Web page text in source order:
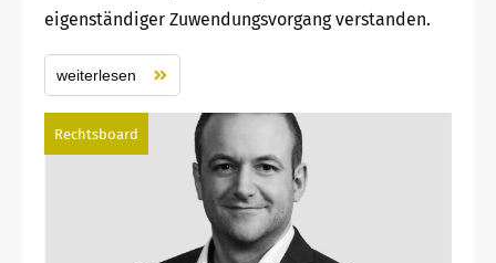
eigenständiger Zuwendungsvorgang verstanden.
weiterlesen
Rechtsboard